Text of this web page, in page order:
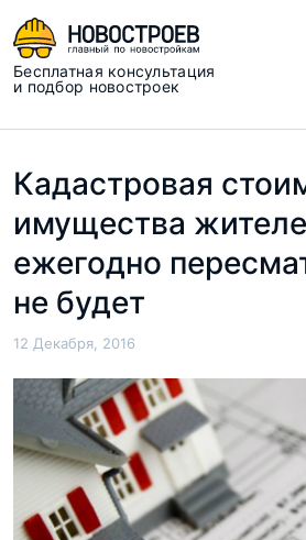
Бесплатная консультация
и подбор новостроек
Кадастровая
имущества
ежегодно
не будет
12 Декабря, 2016